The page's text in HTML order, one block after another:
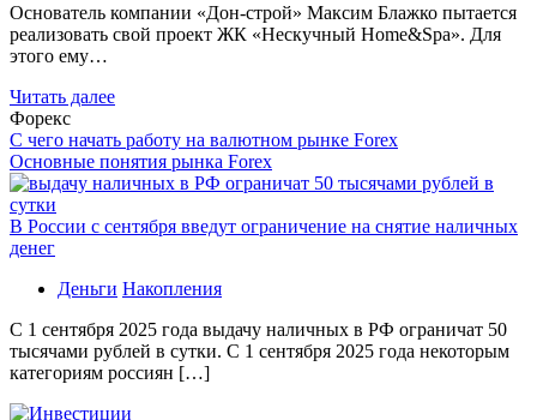
Основатель компании «Дон-строй» Максим Блажко пытается
реализовать свой проект ЖК «Нескучный Home&Spa». Для
этого ему…
Читать далее
Форекс
С чего начать работу на валютном рынке Forex
Основные понятия рынка Forex
В России с сентября введут ограничение на снятие наличных
денег
Деньги Накопления
С 1 сентября 2025 года выдачу наличных в РФ ограничат 50
тысячами рублей в сутки. С 1 сентября 2025 года некоторым
категориям россиян […]